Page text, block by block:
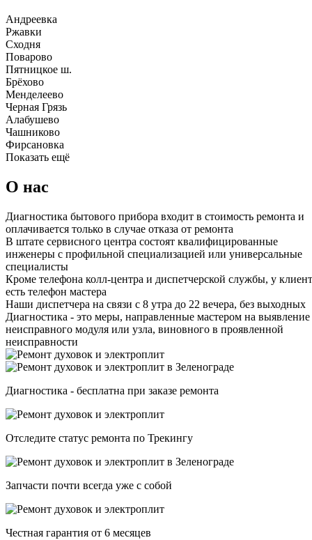
Андреевка
Ржавки
Сходня
Поварово
Пятницкое ш.
Брёхово
Менделеево
Черная Грязь
Алабушево
Чашниково
Фирсановка
Показать ещё
О нас
Диагностика бытового прибора входит в стоимость ремонта и
оплачивается только в случае отказа от ремонта
В штате сервисного центра состоят квалифицированные
инженеры с профильной специализацией или универсальные
специалисты
Кроме телефона колл-центра и диспетчерской службы, у
есть телефон мастера
Наши диспетчера на связи с 8 утра до 22 вечера, без выходных
Диагностика - это меры, направленные мастером на выявление
неисправного модуля или узла, виновного в проявленной
неисправности
Диагностика - бесплатна при заказе ремонта
Отследите статус ремонта по Трекингу
Запчасти почти всегда уже с собой
Честная гарантия от 6 месяцев